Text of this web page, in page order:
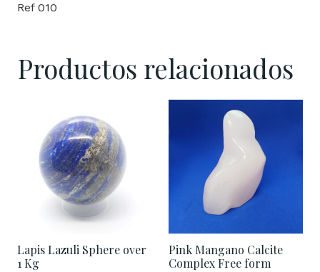
Ref 010
Productos relacionados
Lapis Lazuli Sphere over
1 Kg
Pink Mangano Calcite
Complex Free form